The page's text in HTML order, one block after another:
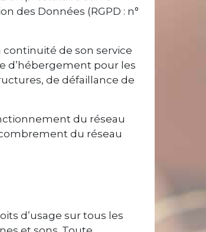
des Données (RGPD : n°
continuité de son service
d’hébergement pour les
de défaillance de
du réseau
du réseau
d’usage sur tous les